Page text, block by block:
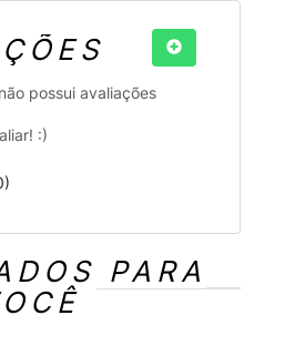
possui avaliações
:)
)
PARA